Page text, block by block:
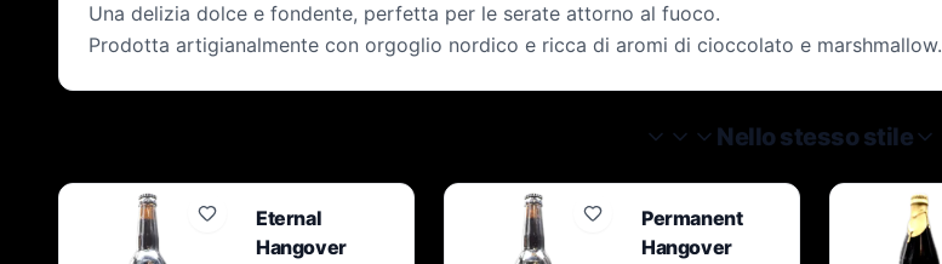
Una delizia dolce e fondente, perfetta per le serate attorno al fuoco.
Prodotta artigianalmente con orgoglio nordico e ricca di aromi di cioccolato e marshmallow.
Nello stesso stile
Eternal
Hangover
Permanent
Hangover